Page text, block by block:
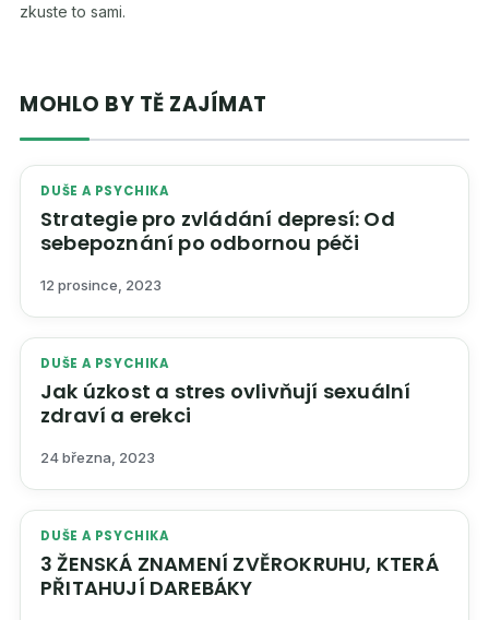
zkuste to sami.
MOHLO BY TĚ ZAJÍMAT
DUŠE A PSYCHIKA
Strategie pro zvládání depresí: Od
sebepoznání po odbornou péči
12 prosince, 2023
DUŠE A PSYCHIKA
Jak úzkost a stres ovlivňují sexuální
zdraví a erekci
24 března, 2023
DUŠE A PSYCHIKA
3 ŽENSKÁ ZNAMENÍ ZVĚROKRUHU, KTERÁ
PŘITAHUJÍ DAREBÁKY